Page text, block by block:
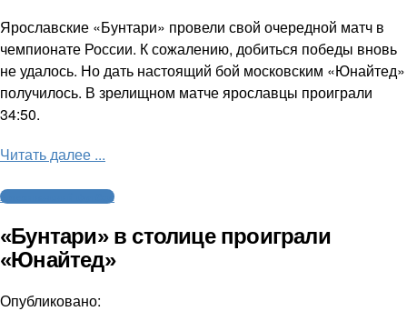
Ярославские «Бунтари» провели свой очередной матч в
чемпионате России. К сожалению, добиться победы вновь
не удалось. Но дать настоящий бой московским «Юнайтед»
получилось. В зрелищном матче ярославцы проиграли
34:50.
Читать далее ...
Американский футбол
«Бунтари» в столице проиграли
«Юнайтед»
Опубликовано: